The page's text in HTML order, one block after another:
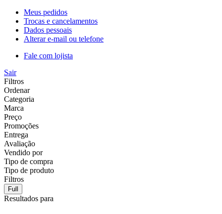
Meus pedidos
Trocas e cancelamentos
Dados pessoais
Alterar e-mail ou telefone
Fale com lojista
Sair
Filtros
Ordenar
Categoria
Marca
Preço
Promoções
Entrega
Avaliação
Vendido por
Tipo de compra
Tipo de produto
Filtros
Full
Resultados para